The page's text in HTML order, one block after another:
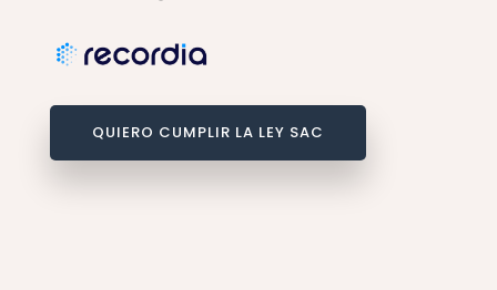
QUIERO CUMPLIR LA LEY SAC